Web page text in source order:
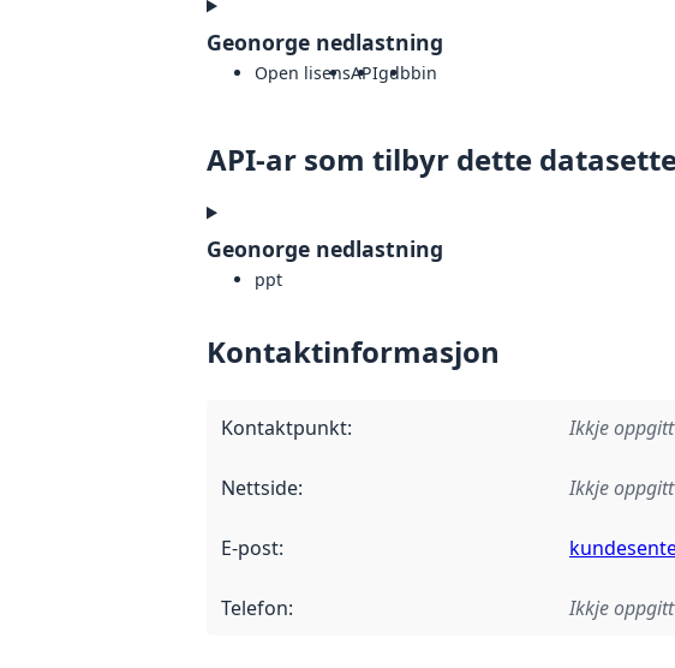
Geonorge nedlastning
Open lisensAPIgdbbin
API-ar som tilbyr dette
Geonorge nedlastning
ppt
Kontaktinformasjon
Kontaktpunkt: Ikkje oppgitt
Nettside: Ikkje oppgitt
E-post:
Telefon: Ikkje oppgitt